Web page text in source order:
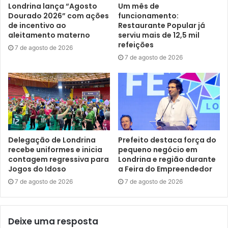
para o próximo nível. Essa visita foi para conhecer o
prefeito Marcelo Belinati pessoalmente, estreitar os laços,
pois ele nos dá o suporte que precisamos. Queremos
melhorar a parceria na cidade, procuramos algumas
tecnologias específicas, como inteligência artificial e
O vice-presidente da TCS também informou que esta é a
primeira vez em que ele visita o Brasil e que em sua
estadia pretende visitar, em Londrina, alguns centros que
estão em crescimento, na área de TI, a fim verificar qual o
suporte a TCS Global pode dar para estes centros. “Achei
Londrina uma cidade muito bonita e vi muitas
potencialidades no município, além de uma capacidade
para grande crescimento”, relatou.
Londrina lança “Agosto
Dourado 2026” com ações
de incentivo ao
aleitamento materno
7 de agosto de 2026
Um mês de
funcionamento:
Restaurante Popular já
serviu mais de 12,5 mil
refeições
7 de agosto de 2026
Delegação de Londrina
recebe uniformes e inicia
contagem regressiva para
Jogos do Idoso
7 de agosto de 2026
Prefeito destaca força do
pequeno negócio em
Londrina e região durante
a Feira do Empreendedor
7 de agosto de 2026
Deixe uma resposta